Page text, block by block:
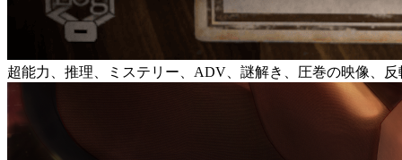
超能力、推理、ミステリー、ADV、謎解き、圧巻の映像、反